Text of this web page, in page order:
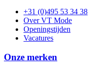
+31 (0)495 53 34 38
Over VT Mode
Openingstijden
Vacatures
Onze merken